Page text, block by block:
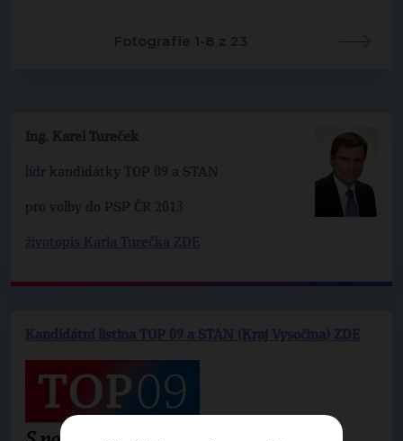
Ing. Karel Tureček
lídr kandidátky TOP 09 a STAN
pro volby do PSP ČR 2013
Fotografie 1-8 z 23